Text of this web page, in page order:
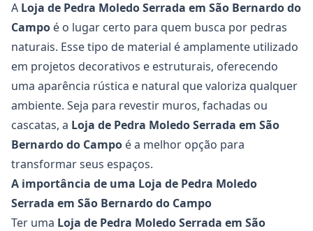
A Loja de Pedra Moledo Serrada em São Bernardo do
Campo é o lugar certo para quem busca por pedras
naturais. Esse tipo de material é amplamente utilizado
em projetos decorativos e estruturais, oferecendo
uma aparência rústica e natural que valoriza qualquer
ambiente. Seja para revestir muros, fachadas ou
cascatas, a Loja de Pedra Moledo Serrada em São
Bernardo do Campo é a melhor opção para
transformar seus espaços.
A importância de uma Loja de Pedra Moledo
Serrada em São Bernardo do Campo
Ter uma Loja de Pedra Moledo Serrada em São